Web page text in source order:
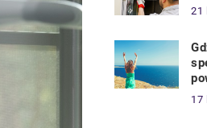
21
17